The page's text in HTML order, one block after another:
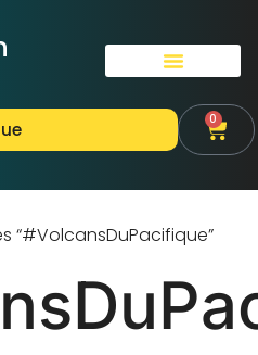
0
“#VolcansDuPacifique”